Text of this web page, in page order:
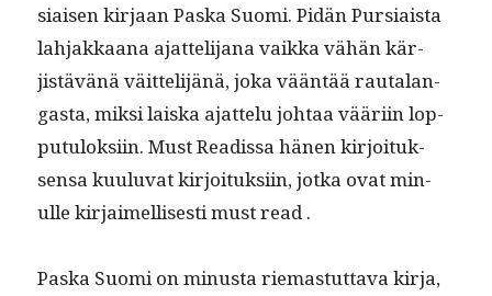
si­aisen kir­jaan Pas­ka Suo­mi. Pidän Pur­si­aista
lah­jakkaana ajat­teli­jana vaik­ka vähän kär­
jistävänä väit­telijänä, joka vään­tää rauta­lan­
gas­ta, mik­si laiska ajat­telu johtaa vääri­in lop­
putu­lok­si­in. Must Readis­sa hänen kir­joituk­
sen­sa kuu­lu­vat kir­joituk­si­in, jot­ka ovat min­
ulle kir­jaimel­lis­es­ti must read .
Pas­ka Suo­mi on minus­ta riemas­tut­ta­va kir­ja,